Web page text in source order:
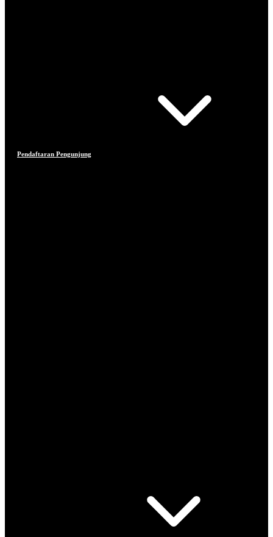
Pendaftaran Pengunjung